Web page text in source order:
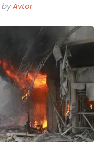
byAvtor